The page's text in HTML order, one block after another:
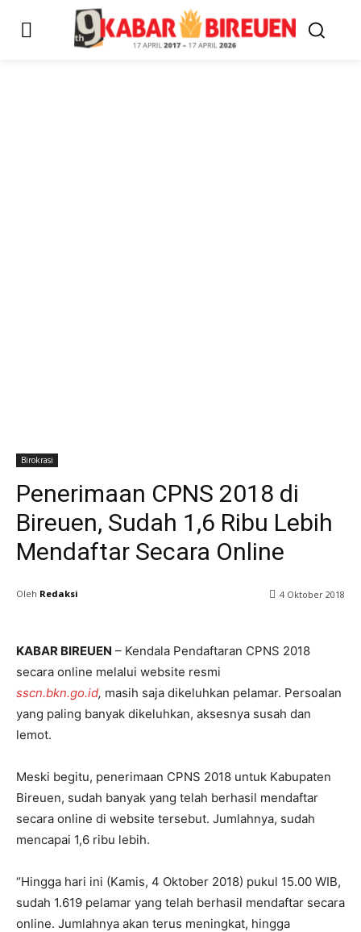
Birokrasi
Penerimaan CPNS 2018 di
Bireuen, Sudah 1,6 Ribu Lebih
Mendaftar Secara Online
Oleh Redaksi 4 Oktober 2018
KABAR BIREUEN – Kendala Pendaftaran CPNS 2018
secara online melalui website resmi
sscn.bkn.go.id, masih saja dikeluhkan pelamar. Persoalan
yang paling banyak dikeluhkan, aksesnya susah dan
lemot.
Meski begitu, penerimaan CPNS 2018 untuk Kabupaten
Bireuen, sudah banyak yang telah berhasil mendaftar
secara online di website tersebut. Jumlahnya, sudah
mencapai 1,6 ribu lebih.
“Hingga hari ini (Kamis, 4 Oktober 2018) pukul 15.00 WIB,
sudah 1.619 pelamar yang telah berhasil mendaftar secara
online. Jumlahnya akan terus meningkat, hingga